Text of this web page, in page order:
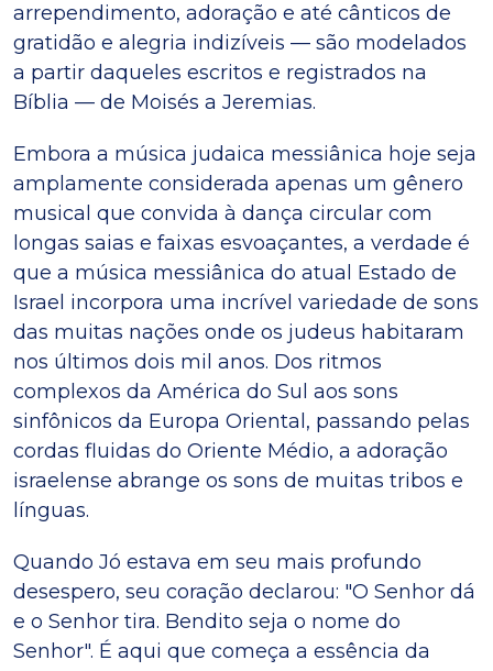
arrependimento, adoração e até cânticos de
gratidão e alegria indizíveis — são modelados
a partir daqueles escritos e registrados na
Bíblia — de Moisés a Jeremias.
Embora a música judaica messiânica hoje seja
amplamente considerada apenas um gênero
musical que convida à dança circular com
longas saias e faixas esvoaçantes, a verdade é
que a música messiânica do atual Estado de
Israel incorpora uma incrível variedade de sons
das muitas nações onde os judeus habitaram
nos últimos dois mil anos. Dos ritmos
complexos da América do Sul aos sons
sinfônicos da Europa Oriental, passando pelas
cordas fluidas do Oriente Médio, a adoração
israelense abrange os sons de muitas tribos e
línguas.
Quando Jó estava em seu mais profundo
desespero, seu coração declarou: "O Senhor dá
e o Senhor tira. Bendito seja o nome do
Senhor". É aqui que começa a essência da